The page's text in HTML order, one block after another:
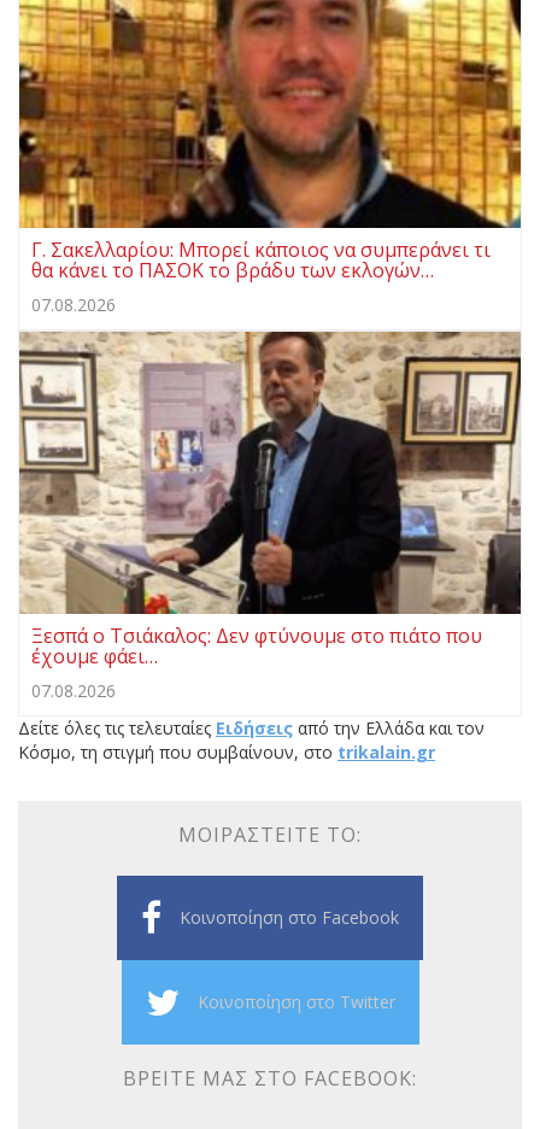
Γ. Σακελλαρίου: Μπορεί κάποιος να συμπεράνει τι
θα κάνει το ΠΑΣΟΚ το βράδυ των εκλογών…
07.08.2026
Ξεσπά ο Τσιάκαλος: Δεν φτύνουμε στο πιάτο που
έχουμε φάει…
07.08.2026
Δείτε όλες τις τελευταίες Ειδήσεις από την Ελλάδα και τον
Κόσμο, τη στιγμή που συμβαίνουν, στο trikalain.gr
ΜΟΙΡΑΣΤΕΊΤΕ ΤΟ:
Κοινοποίηση στο Facebook
Κοινοποίηση στο Twitter
ΒΡΕΊΤΕ ΜΑΣ ΣΤΟ FACEBOOK: